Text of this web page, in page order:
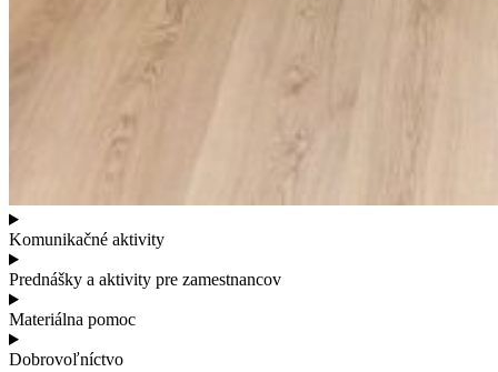
Komunikačné aktivity
Prednášky a aktivity pre zamestnancov
Materiálna pomoc
Dobrovoľníctvo